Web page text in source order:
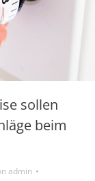
sollen
beim
admin